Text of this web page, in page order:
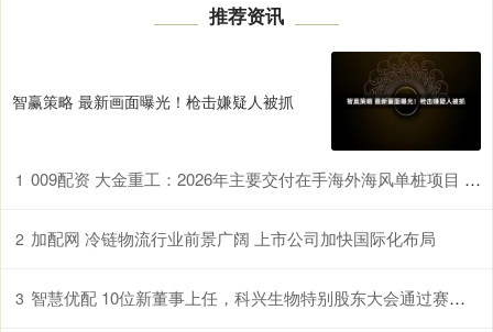
推荐资讯
智赢策略 最新画面曝光！枪击嫌疑人被抓
1 009配资 大金重工：2026年主要交付在手海外海风单桩项目 统筹考虑国内、海外布局协同优势
2 加配网 冷链物流行业前景广阔 上市公司加快国际化布局
3 智慧优配 10位新董事上任，科兴生物特别股东大会通过赛富议案